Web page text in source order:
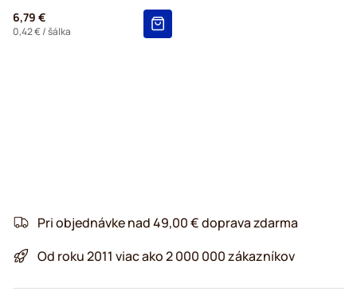
6,79 €
0,42 €/ šálka
Pri objednávke nad 49,00 € doprava zdarma
Od roku 2011 viac ako 2 000 000 zákazníkov